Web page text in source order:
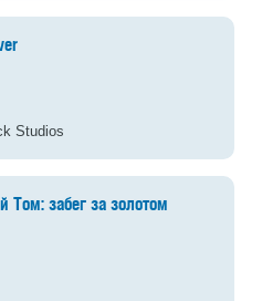
Studios
Том: забег за золотом